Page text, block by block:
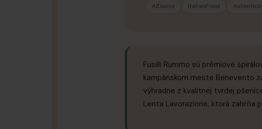
AlDente
ItalianFood
Fusilli Rummo sú prémiové
kampánskom meste Benevento
výhradne z kvalitnej tvrdej
Lenta Lavorazione, ktorá zahŕňa